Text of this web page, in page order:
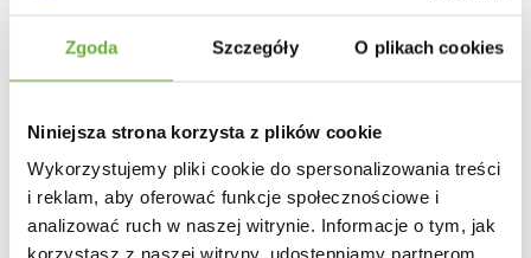
Zgoda Szczegóły O plikach cookies
Niniejsza strona korzysta z plików cookie
Wykorzystujemy pliki cookie do spersonalizowania treści
i reklam, aby oferować funkcje społecznościowe i
analizować ruch w naszej witrynie. Informacje o tym, jak
korzystasz z naszej witryny, udostępniamy partnerom